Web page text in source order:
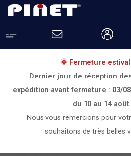
🌞 Fermeture
Dernier jour de réception
expédition avant fermeture : 03/
du 10 au 14 août
Nous vous remercions pour
souhaitons de très belles